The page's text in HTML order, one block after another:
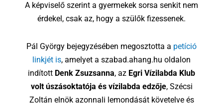
A képviselő szerint a gyermekek sorsa senkit nem
érdekel, csak az, hogy a szülők fizessenek.
Pál György bejegyzésében megosztotta a petíció
linkjét is, amelyet a szabad.ahang.hu oldalon
indított Denk Zsuzsanna, az Egri Vízilabda Klub
volt úszásoktatója és vízilabda edzője, Szécsi
Zoltán elnök azonnali lemondását követelve és